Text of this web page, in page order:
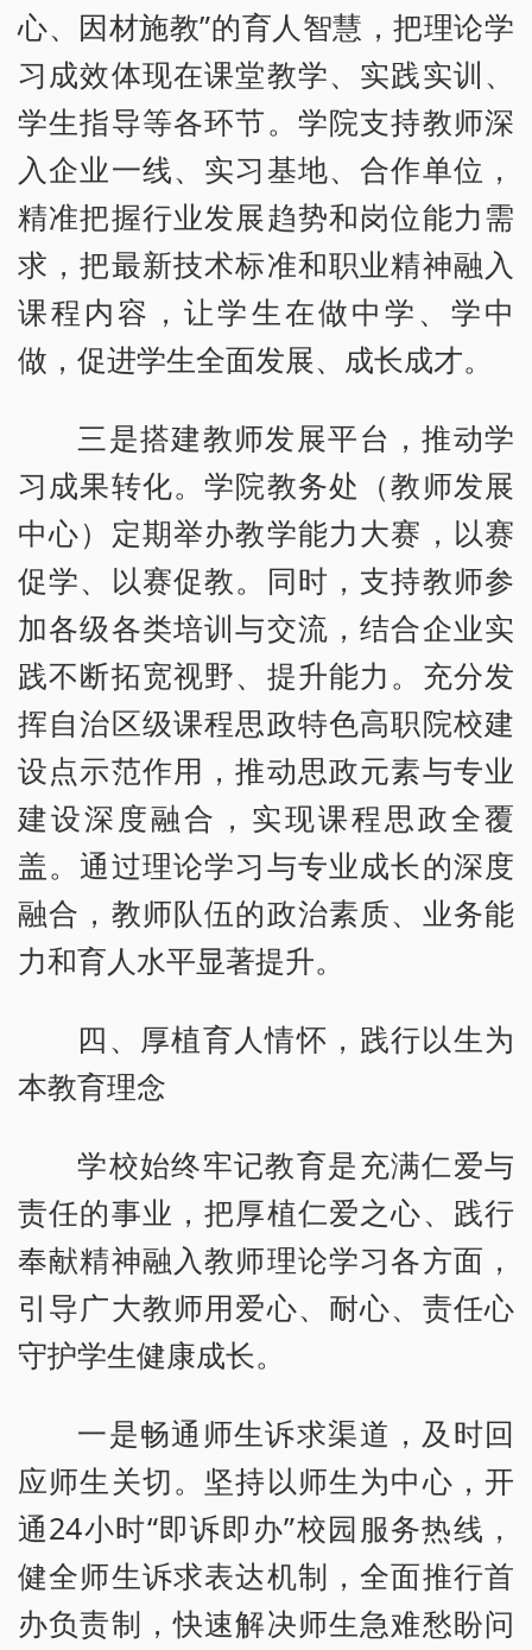
心、因材施教”的育人智慧，把理论学
习成效体现在课堂教学、实践实训、
学生指导等各环节。学院支持教师深
入企业一线、实习基地、合作单位，
精准把握行业发展趋势和岗位能力需
求，把最新技术标准和职业精神融入
课程内容，让学生在做中学、学中
做，促进学生全面发展、成长成才。
三是搭建教师发展平台，推动学
习成果转化。学院教务处（教师发展
中心）定期举办教学能力大赛，以赛
促学、以赛促教。同时，支持教师参
加各级各类培训与交流，结合企业实
践不断拓宽视野、提升能力。充分发
挥自治区级课程思政特色高职院校建
设点示范作用，推动思政元素与专业
建设深度融合，实现课程思政全覆
盖。通过理论学习与专业成长的深度
融合，教师队伍的政治素质、业务能
力和育人水平显著提升。
四、厚植育人情怀，践行以生为
本教育理念
学校始终牢记教育是充满仁爱与
责任的事业，把厚植仁爱之心、践行
奉献精神融入教师理论学习各方面，
引导广大教师用爱心、耐心、责任心
守护学生健康成长。
一是畅通师生诉求渠道，及时回
应师生关切。坚持以师生为中心，开
通24小时“即诉即办”校园服务热线，
健全师生诉求表达机制，全面推行首
办负责制，快速解决师生急难愁盼问